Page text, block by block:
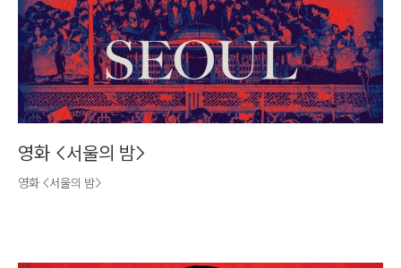
영화 <서울의 밤>
영화 <서울의 밤>